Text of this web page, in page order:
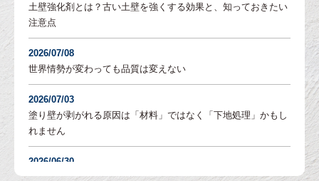
土壁強化剤とは？古い土壁を強くする効果と、知っておきたい
注意点
2026/07/08
世界情勢が変わっても品質は変えない
2026/07/03
塗り壁が剥がれる原因は「材料」ではなく「下地処理」かもし
れません
2026/06/30
塗り壁の「吸水調整」とは？DIYでも失敗しないための重要な